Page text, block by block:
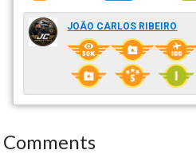
JOÃO CARLOS RIBEIRO
Comments